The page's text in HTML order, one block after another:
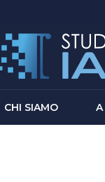
CHI SIAMO A